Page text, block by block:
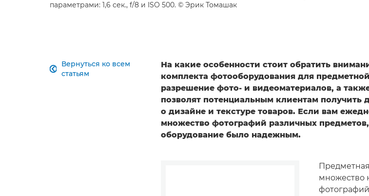
параметрами: 1,6 сек., f/8 и ISO 500. © Эрик Томашак
Вернуться ко всем
статьям

На какие особенности стоит обратить
комплекта фотооборудования для
разрешение фото- и видеоматериалов, а
позволят потенциальным клиентам получить
о дизайне и текстуре товаров. Если вам
множество фотографий различных
оборудование было надежным.
множество